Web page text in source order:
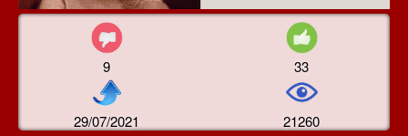
9 33
29/07/2021 21260